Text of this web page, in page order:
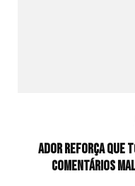
ADOR reforça que
comentários